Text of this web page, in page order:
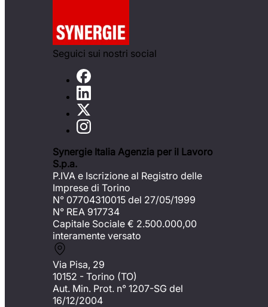
Seguici sui nostri social
Synergie Italia Agenzia per il Lavoro
S.p.a.
P.IVA e Iscrizione al Registro delle
Imprese di Torino
N° 07704310015 del 27/05/1999
N° REA 917734
Capitale Sociale € 2.500.000,00
interamente versato
Via Pisa, 29
10152 - Torino (TO)
Aut. Min. Prot. n° 1207-SG del
16/12/2004